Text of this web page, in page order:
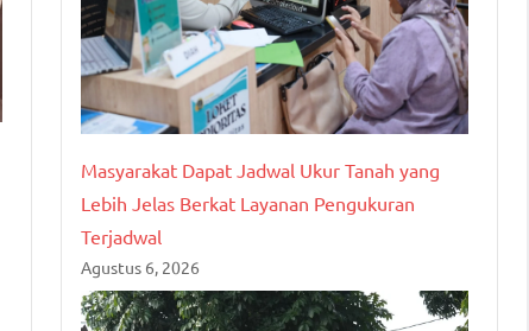
Masyarakat Dapat Jadwal Ukur Tanah yang
Lebih Jelas Berkat Layanan Pengukuran
Terjadwal
Agustus 6, 2026